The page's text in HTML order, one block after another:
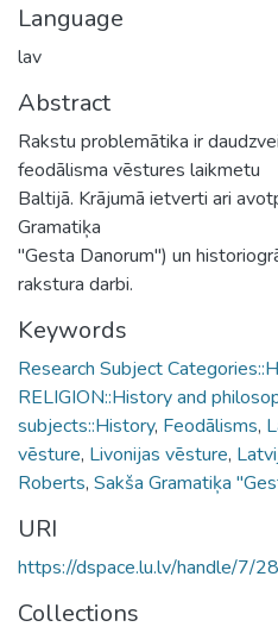
Language
lav
Abstract
Rakstu problemātika ir
feodālisma vēstures laikmetu
Baltijā. Krājumā ietverti ari
Gramatiķa
"Gesta Danorum") un
rakstura darbi.
Keywords
Research Subject
RELIGION::History and
subjects::History, Feodālisms,
vēsture, Livonijas vēsture,
Roberts, Sakša Gramatiķa
URI
https://dspace.lu.lv/handle/7/
Collections